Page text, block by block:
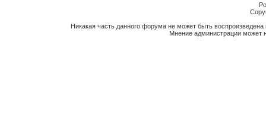
Никакая часть данного форума не может быть
Мнение администрации может